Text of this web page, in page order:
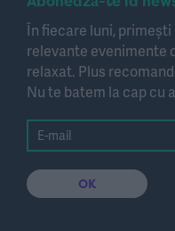
În fiecare luni,
relevante evenimente
relaxat. Plus
Nu te batem la cap cu